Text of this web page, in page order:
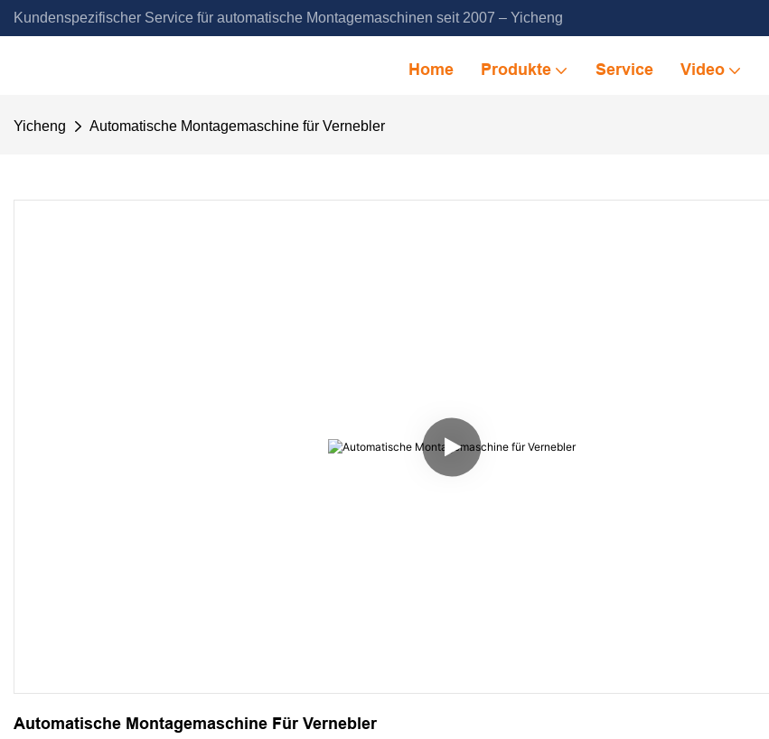
Kundenspezifischer Service für automatische Montagemaschinen seit 2007 – Yicheng
Home Produkte Service Video
Yicheng Automatische Montagemaschine für Vernebler
Automatische Montagemaschine Für Vernebler